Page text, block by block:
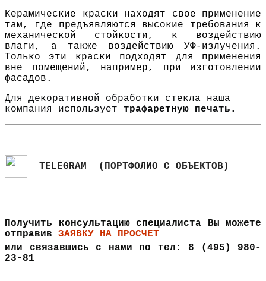
Керамические краски находят свое применение
там, где предъявляются высокие требования к
механической стойкости, к воздействию
влаги, а также воздействию УФ-излучения.
Только эти краски подходят для применения
вне помещений, например, при изготовлении
фасадов.
Для декоративной обработки стекла наша
компания использует трафаретную печать.
TELEGRAM (ПОРТФОЛИО С ОБЪЕКТОВ)
Получить консультацию специалиста Вы можете
отправив ЗАЯВКУ НА ПРОСЧЕТ
или связавшись с нами по тел: 8 (495) 980-
23-81